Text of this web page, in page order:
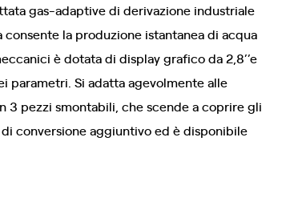
gas-adaptive di derivazione industriale
la produzione istantanea di acqua
è dotata di display grafico da 2,8’’e
parametri. Si adatta agevolmente alle
3 pezzi smontabili, che scende a coprire gli
conversione aggiuntivo ed è disponibile